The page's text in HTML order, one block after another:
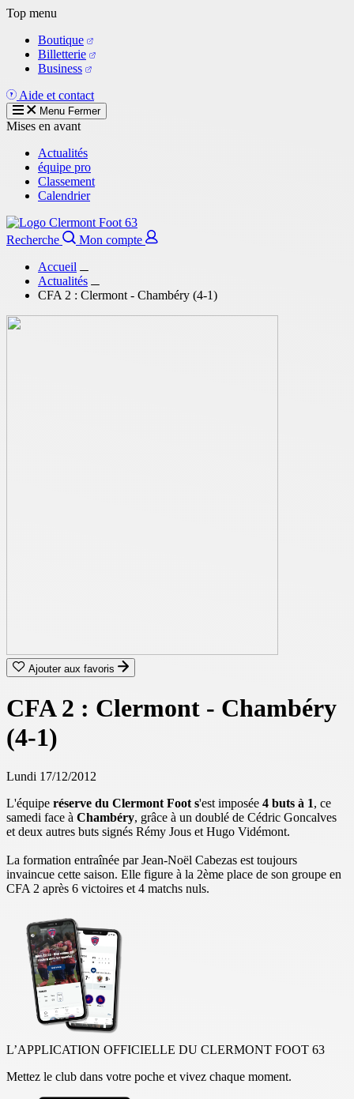
Aller
contenu
principal
Top menu
Boutique
Billetterie
Business
Aide et contact
Menu Fermer
Mises en avant
Actualités
équipe pro
Classement
Calendrier
Recherche
Mon compte
Accueil
Actualités
CFA 2 : Clermont - Chambéry (4-1)
Ajouter aux favoris
CFA 2 : Clermont - Chambéry
(4-1)
Lundi 17/12/2012
L'équipe réserve du Clermont Foot s'est imposée 4 buts à 1, ce
samedi face à Chambéry, grâce à un doublé de Cédric Goncalves
et deux autres buts signés Rémy Jous et Hugo Vidémont.
La formation entraînée par Jean-Noël Cabezas est toujours
invaincue cette saison. Elle figure à la 2ème place de son groupe en
CFA 2 après 6 victoires et 4 matchs nuls.
L’APPLICATION OFFICIELLE DU CLERMONT FOOT 63
Mettez le club dans votre poche et vivez chaque moment.